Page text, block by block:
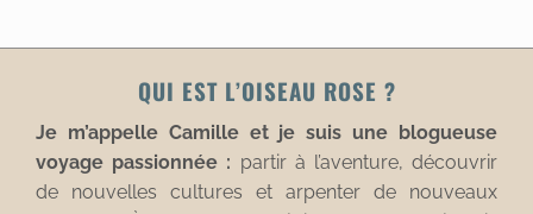
QUI EST L’OISEAU ROSE ?
Je m’appelle Camille et je suis une blogueuse
voyage passionnée : partir à l’aventure, découvrir
de nouvelles cultures et arpenter de nouveaux